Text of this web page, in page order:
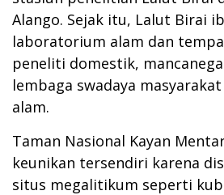
Alango. Sejak itu, Lalut Birai
laboratorium alam dan
peneliti domestik,
lembaga swadaya
alam.
Taman Nasional Kayan
keunikan tersendiri karena
situs megalitikum seperti